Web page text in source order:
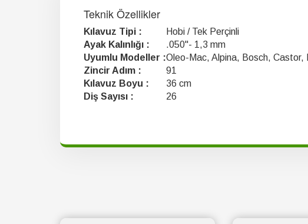
Teknik Özellikler
Kılavuz Tipi :
Hobi / Tek Perçinli
Ayak Kalınlığı :
.050"- 1,3 mm
Uyumlu Modeller :Oleo-Mac, Alpina, Bosch,
Zincir Adım :
91
Kılavuz Boyu :
36 cm
Diş Sayısı :
26